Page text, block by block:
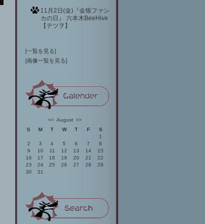
11月2日(金)『金狼ファン
カの日』 六本木BeeHive
【テツヲ】
[一覧を見る]
[画像一覧を見る]
<< August >>
S
M T W T F
S
1
2
3 4 5 6 7
8
9
10 11 12 13 14
15
16
17 18 19 20 21
22
23
24 25 26 27 28
29
30
31